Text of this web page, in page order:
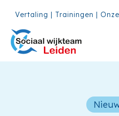
Vertaling | Trainingen |